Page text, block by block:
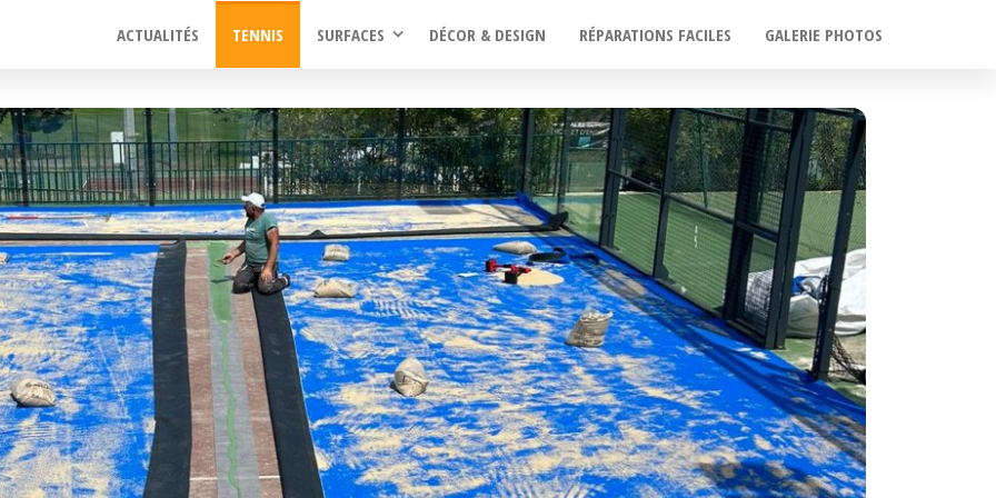
ACTUALITÉS TENNIS SURFACES DÉCOR & DESIGN RÉPARATIONS FACILES GALERIE PHOTOS